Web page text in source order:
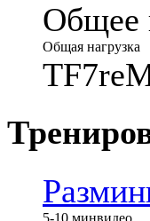
Общее
Общая нагрузка
5-10 минвидео